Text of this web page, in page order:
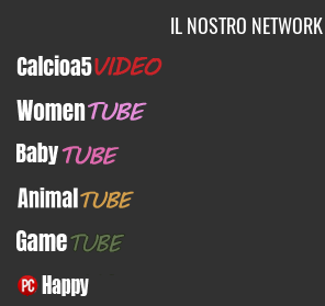
IL NOSTRO NETWORK